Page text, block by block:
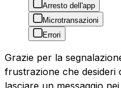
Arresto dell'app
Microtransazioni
Errori
Grazie per la
frustrazione che desideri
lasciare un messaggio